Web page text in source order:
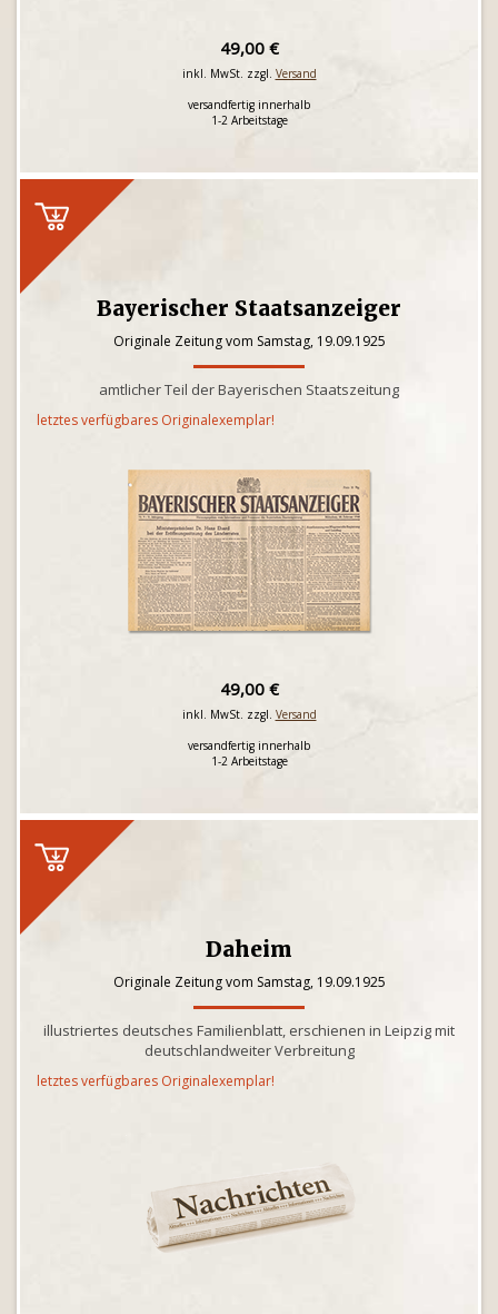
49,00 €
inkl. MwSt. zzgl. Versand
versandfertig innerhalb
1-2 Arbeitstage
Bayerischer Staatsanzeiger
Originale Zeitung vom Samstag, 19.09.1925
amtlicher Teil der Bayerischen Staatszeitung
letztes verfügbares Originalexemplar!
49,00 €
inkl. MwSt. zzgl. Versand
versandfertig innerhalb
1-2 Arbeitstage
Daheim
Originale Zeitung vom Samstag, 19.09.1925
illustriertes deutsches Familienblatt, erschienen in Leipzig mit
deutschlandweiter Verbreitung
letztes verfügbares Originalexemplar!